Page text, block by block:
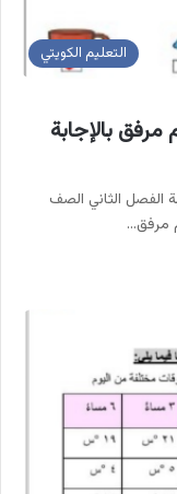
التعليم الكويتي
بالإجابة
الفصل الثاني الصف
مرفق…